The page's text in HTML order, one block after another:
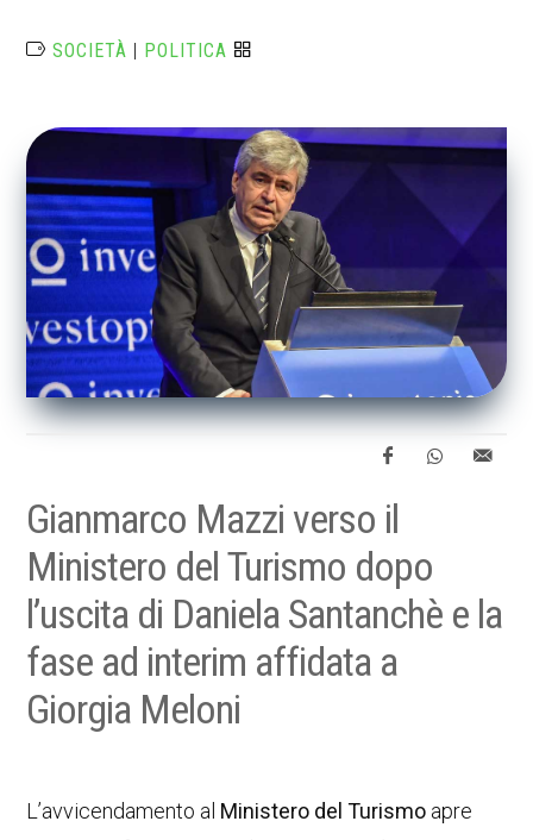
SOCIETÀ | POLITICA
Gianmarco Mazzi verso il
Ministero del Turismo dopo
l’uscita di Daniela Santanchè e la
fase ad interim affidata a
Giorgia Meloni
L’avvicendamento al Ministero del Turismo apre